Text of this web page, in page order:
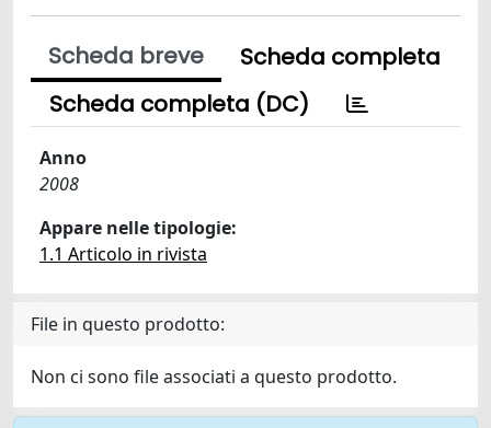
Scheda breve
Scheda completa
Scheda completa (DC)
Anno
2008
Appare nelle tipologie:
1.1 Articolo in rivista
File in questo prodotto:
Non ci sono file associati a questo prodotto.